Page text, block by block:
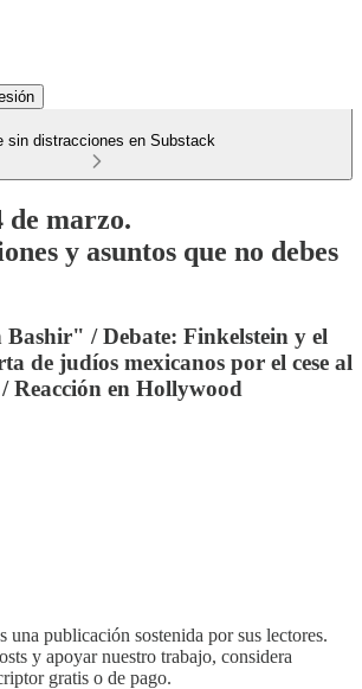
sin distracciones en Substack
de marzo.
y asuntos que no debes
/ Debate: Finkelstein y el
de judíos mexicanos por el cese al
Reacción en Hollywood
publicación sostenida por sus lectores.
y apoyar nuestro trabajo, considera
gratis o de pago.